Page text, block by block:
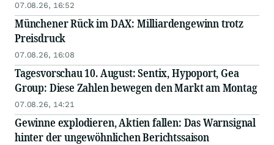
07.08.26, 16:52
Münchener Rück im DAX: Milliardengewinn trotz
Preisdruck
07.08.26, 16:08
Tagesvorschau 10. August: Sentix, Hypoport, Gea
Group: Diese Zahlen bewegen den Markt am Montag
07.08.26, 14:21
Gewinne explodieren, Aktien fallen: Das Warnsignal
hinter der ungewöhnlichen Berichtssaison